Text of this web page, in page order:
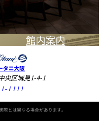
館内案内
タニ大阪
央区城見1-4-1
1111
とは異なる場合があります。